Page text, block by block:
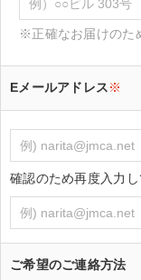
※正確なお届けのた
Eメールアドレス※
確認のため再度入力し
ご希望のご連絡方法